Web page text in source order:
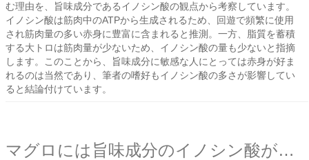
む理由を、旨味成分であるイノシン酸の観点から考察しています。
イノシン酸は筋肉中のATPから生成されるため、回遊で頻繁に使用
され筋肉量の多い赤身に豊富に含まれると推測。一方、脂質を蓄積
する大トロは筋肉量が少ないため、イノシン酸の量も少ないと指摘
します。このことから、旨味成分に敏感な人にとっては赤身が好ま
れるのは当然であり、筆者の嗜好もイノシン酸の多さが影響してい
ると結論付けています。
マグロには旨味成分のイノシン酸が多いのか？